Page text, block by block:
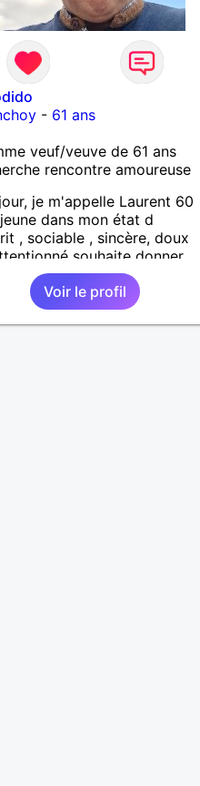
- 61 ans
veuf/veuve de 61 ans
rencontre amoureuse
je m'appelle Laurent 60
dans mon état d
, sociable , sincère, doux
souhaite donner
tendresse , de l'amour et
de bonheur a la
qui souhaitera partager
. Bientôt en retraite a la
Voir le profil